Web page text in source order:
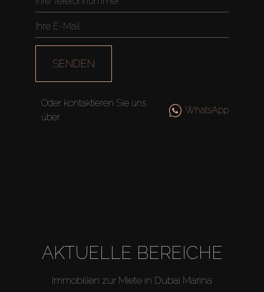
Off-Plan
SENDEN
Oder kontaktieren Sie uns
über
WhatsApp
AKTUELLE BEREICHE
Immobilien zur Miete in Dubai Marina